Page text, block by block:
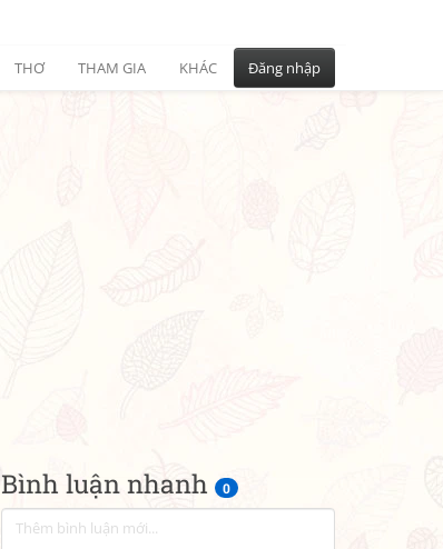
THƠ THAM GIA KHÁC Đăng nhập
Bình luận nhanh 0